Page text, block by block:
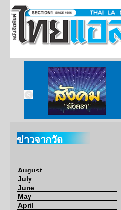
สังคมมังตรา
ข่าวจากวัด
August
July
June
May
April